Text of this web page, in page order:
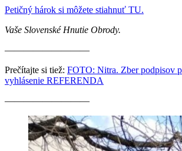
Petičný hárok si môžete stiahnuť TU.
Vaše Slovenské Hnutie Obrody.
—————————
Prečítajte si tiež: FOTO: Nitra. Zber podpisov
vyhlásenie REFERENDA
—————————